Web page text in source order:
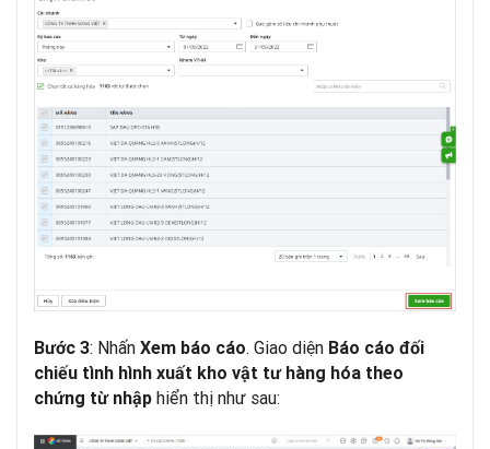
Bước 3: Nhấn Xem báo cáo. Giao diện Báo cáo đối
chiếu tình hình xuất kho vật tư hàng hóa theo
chứng từ nhập hiển thị như sau: